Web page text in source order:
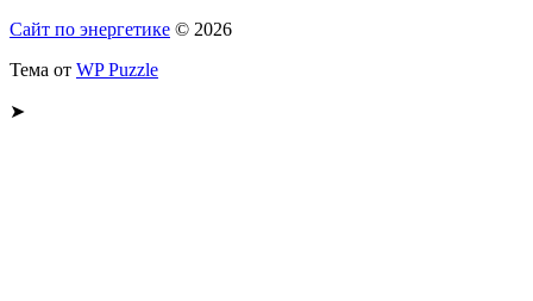
Сайт по энергетике © 2026
Тема от WP Puzzle
➤